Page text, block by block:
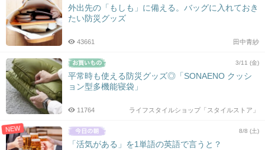
外出先の「もしも」に備える。バッグに入れておき
たい防災グッズ
田中青紗
43661
3/11 (金)
平常時も使える防災グッズ◎「SONAENO クッシ
ョン型多機能寝袋」
ライフスタイルショップ「スタイルストア」
11764
NEW 8/8 (土)
「活気がある」を1単語の英語で言うと？